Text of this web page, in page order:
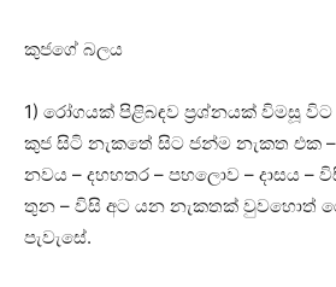
කුජගේ බලය
1) රෝගයක්‌ පිළිබඳව ප්‍රශ්නයක්‌ විමසූ විට
කුජ සිටි නැකතේ සිට ජන්ම නැකත එක –
නවය – දහහතර – පහලොව – දාසය –
තුන – විසි අට යන නැකතක්‌ වුවහොත්
පැවැසේ.